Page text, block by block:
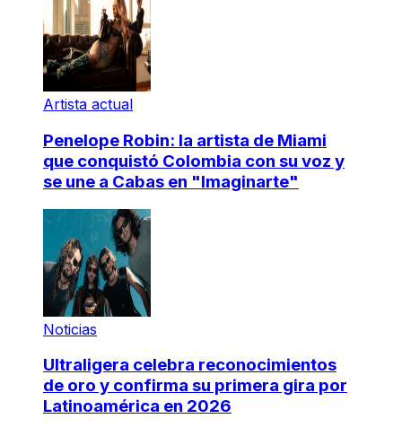
Artista actual
Penelope Robin: la artista de Miami
que conquistó Colombia con su voz y
se une a Cabas en "Imaginarte"
Noticias
Ultraligera celebra reconocimientos
de oro y confirma su primera gira por
Latinoamérica en 2026